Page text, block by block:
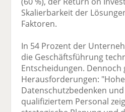
Skalierbarkeit der
Faktoren.
In 54 Prozent der
die Geschäftsführung
Entscheidungen. Dennoch
Herausforderungen:
Datenschutzbedenken
qualifiziertem Personal